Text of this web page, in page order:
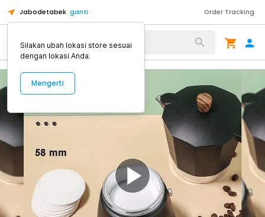
Jabodetabek ganti Order Tracking
Alat Kopi
Silakan ubah lokasi store sesuai
dengan lokasi Anda.
Mengerti